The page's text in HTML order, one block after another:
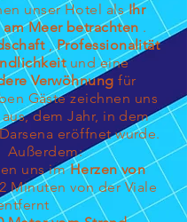
unser Hotel alsIhr
am Meer betrachten .
,Professionalität
und eine
Verwöhnung für
Gäste zeichnen uns
aus, dem Jahr, in dem
eröffnet wurde.
Außerdem:
uns imHerzen von
Minuten von der Viale